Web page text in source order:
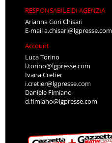
RESPONSABILE DI AGENZIA
Arianna Gori Chisari
E-maila.chisari@lgpresse.com
Account
Luca Torino
l.torino@lgpresse.com
Ivana Cretier
i.cretier@lgpresse.com
Daniele Fimiano
d.fimiano@lgpresse.com